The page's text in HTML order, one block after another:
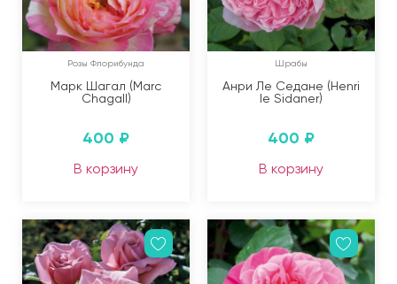
Розы Флорибунда
Марк Шагал (Marc
Chagall)
400 ₽
В корзину
Шрабы
Анри Ле Седане (Henri
le Sidaner)
400 ₽
В корзину